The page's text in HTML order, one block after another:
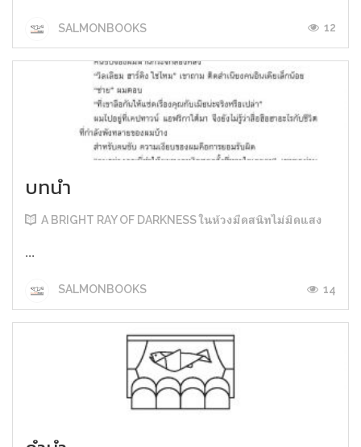
SALMONBOOKS 12
บทนำ
A BRIGHT RAY OF DARKNESS ในห้วงมืดสนิทไม่มิดแสง
...
SALMONBOOKS 14